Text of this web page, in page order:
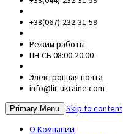
+38(067)-232-31-59
Режим работы
ПН-СБ 08:00-20:00
Электронная почта
info@lir-ukraine.com
Primary Menu
Skip to content
О Компании